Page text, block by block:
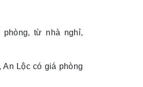
từ nhà nghỉ,
Lộc có giá phòng